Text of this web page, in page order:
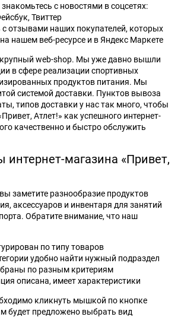
с новостями в соцсетях:
Твиттер
с отзывами наших покупателей, которых
нашем веб-ресурсе и в Яндекс Маркете
крупный web-shop. Мы уже давно вышли
в сфере реализации спортивных
продуктов питания. Мы
системой доставки. Пунктов вывоза
типов доставки у нас так много, чтобы
Атлет!» как успешного интернет-
качественно и быстро обслужить
интернет-магазина «Привет,
заметите разнообразие продуктов
аксессуаров и инвентаря для занятий
Обратите внимание, что наш
по типу товаров
удобно найти нужный подраздел
по разным критериям
описана, имеет характеристики
кликнуть мышкой по кнопке
будет предложено выбрать вид